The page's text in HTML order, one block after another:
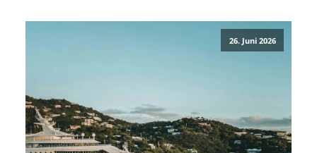
Rollstuhls. Eine gute Vorbereitung – etwa durch die
26. Juni 2026